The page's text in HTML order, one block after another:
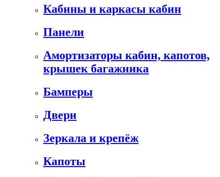
Кабины и каркасы кабин
Панели
Амортизаторы кабин, капотов,
крышек багажника
Бамперы
Двери
Зеркала и крепёж
Капоты